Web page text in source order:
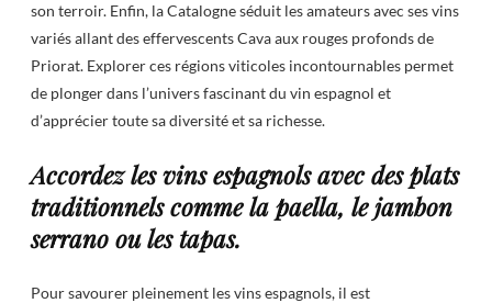
son terroir. Enfin, la Catalogne séduit les amateurs avec ses vins
variés allant des effervescents Cava aux rouges profonds de
Priorat. Explorer ces régions viticoles incontournables permet
de plonger dans l’univers fascinant du vin espagnol et
d’apprécier toute sa diversité et sa richesse.
Accordez les vins espagnols avec des plats
traditionnels comme la paella, le jambon
serrano ou les tapas.
Pour savourer pleinement les vins espagnols, il est